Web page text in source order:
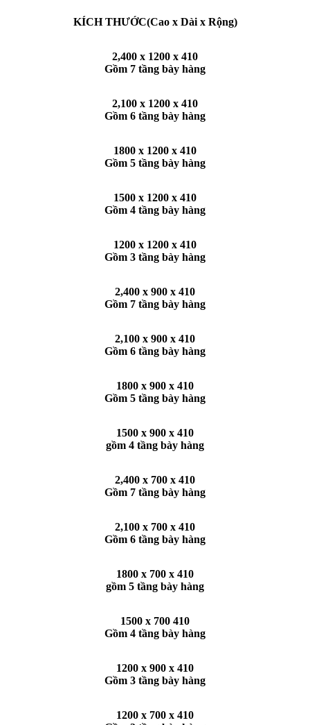
KÍCH THƯỚC(Cao x Dài x Rộng)
2,400 x 1200 x 410
Gồm 7 tầng bày hàng
2,100 x 1200 x 410
Gồm 6 tầng bày hàng
1800 x 1200 x 410
Gồm 5 tầng bày hàng
1500 x 1200 x 410
Gồm 4 tầng bày hàng
1200 x 1200 x 410
Gồm 3 tầng bày hàng
2,400 x 900 x 410
Gồm 7 tầng bày hàng
2,100 x 900 x 410
Gồm 6 tầng bày hàng
1800 x 900 x 410
Gồm 5 tầng bày hàng
1500 x 900 x 410
gồm 4 tầng bày hàng
2,400 x 700 x 410
Gồm 7 tầng bày hàng
2,100 x 700 x 410
Gồm 6 tầng bày hàng
1800 x 700 x 410
gồm 5 tầng bày hàng
1500 x 700 410
Gồm 4 tầng bày hàng
1200 x 900 x 410
Gồm 3 tầng bày hàng
1200 x 700 x 410